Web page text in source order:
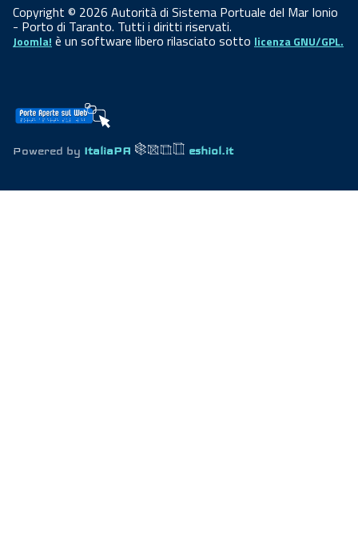
Copyright © 2026 Autorità di Sistema Portuale del Mar Ionio
- Porto di Taranto. Tutti i diritti riservati.
Joomla! è un software libero rilasciato sotto licenza GNU/GPL.
Powered by ItaliaPA eshiol.it